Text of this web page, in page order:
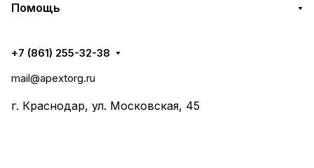
Помощь
+7 (861) 255-32-38
mail@apextorg.ru
г. Краснодар, ул. Московская, 45